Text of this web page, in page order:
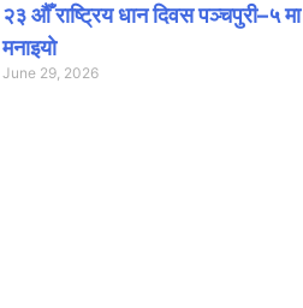
२३ औँ राष्ट्रिय धान दिवस पञ्चपुरी–५ मा
मनाइयाे
June 29, 2026